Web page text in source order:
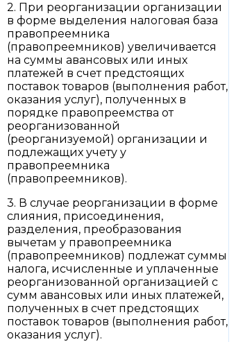
2. При реорганизации организации
в форме выделения налоговая база
правопреемника
(правопреемников) увеличивается
на суммы авансовых или иных
платежей в счет предстоящих
поставок товаров (выполнения работ,
оказания услуг), полученных в
порядке правопреемства от
реорганизованной
(реорганизуемой) организации и
подлежащих учету у
правопреемника
(правопреемников).
3. В случае реорганизации в форме
слияния, присоединения,
разделения, преобразования
вычетам у правопреемника
(правопреемников) подлежат суммы
налога, исчисленные и уплаченные
реорганизованной организацией с
сумм авансовых или иных платежей,
полученных в счет предстоящих
поставок товаров (выполнения работ,
оказания услуг).